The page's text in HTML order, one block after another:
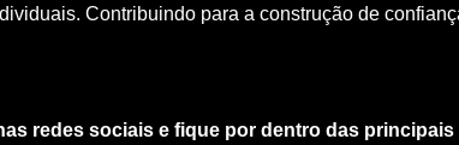
Contribuindo para a construção de
redes sociais e fique por dentro das